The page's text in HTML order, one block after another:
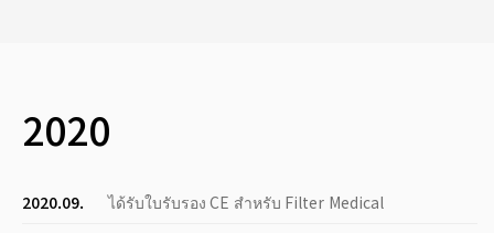
2020
2020.09.
ได้รับใบรับรอง CE สำหรับ Filter Medical